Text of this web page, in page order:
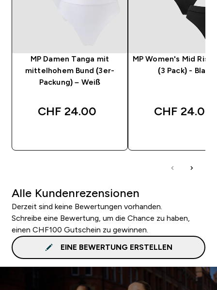
MP Damen Tanga mit
mittelhohem Bund (3er-
Packung) – Weiß
CHF 24.00‎
MP Women's Mid Rise
(3 Pack) - Black
CHF 24.00‎
Alle Kundenrezensionen
Derzeit sind keine Bewertungen vorhanden.
Schreibe eine Bewertung, um die Chance zu haben,
einen CHF100 Gutschein zu gewinnen.
EINE BEWERTUNG ERSTELLEN